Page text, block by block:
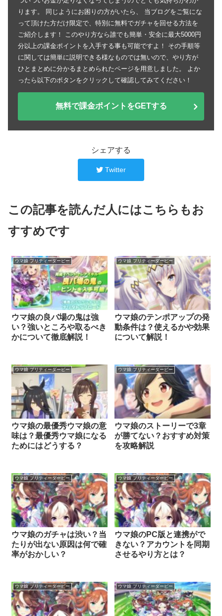
ります。 同じようにお困りの方がいたら、 当ブログをご覧にな
って頂けた方だけ限定で、特別に無料でガチャを回せる方法を
ご紹介します！ このやり方なら誰でも簡単・安全に最大5000円
分以上の課金ポイントを入手する事も可能ですよ！ その手順等
に関しては簡単に説明できる様なものでは無いので、やり方が
ひとまとめに分かるまとめられたページを用意しました。 よか
ったら以下のボタンをクリックして確認してみてください！
無料で課金ポイントをGETする
シェアする
Twitter
この記事を読んだ人にはこちらもお
すすめです
ウマ娘 プリティーダービー
ウマ娘の良バ場の鬼は強
い？強いところや取るべき
かについて徹底解説！
ウマ娘 プリティーダービー
ウマ娘のテンポアップの発
動条件は？使えるかや効果
について解説！
ウマ娘 プリティーダービー
ウマ娘の最優秀ウマ娘の意
味は？最優秀ウマ娘になる
ためにはどうする？
ウマ娘 プリティーダービー
ウマ娘のストーリーで3章
が勝てない？おすすめ対策
を攻略解説
ウマ娘 プリティーダービー
ウマ娘のガチャは渋い？当
たりが出ない原因は何で確
率がおかしい？
ウマ娘 プリティーダービー
ウマ娘のPC版と連携がで
きない？アカウントを同期
させるやり方とは？
ウマ娘 プリティーダービー ウマ娘 プリティーダービー